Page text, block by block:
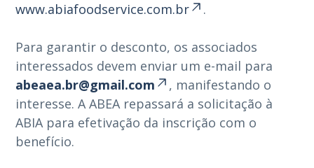
www.abiafoodservice.com.br
.
Para garantir o desconto, os associados
interessados devem enviar um e-mail para
abeaea.br@gmail.com
, manifestando o
interesse. A ABEA repassará a solicitação à
ABIA para efetivação da inscrição com o
benefício.